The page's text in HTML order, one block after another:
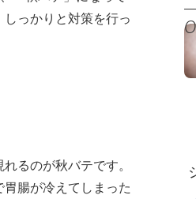
っかりと対策を行っ
るのが秋バテです。
腸が冷えてしまった